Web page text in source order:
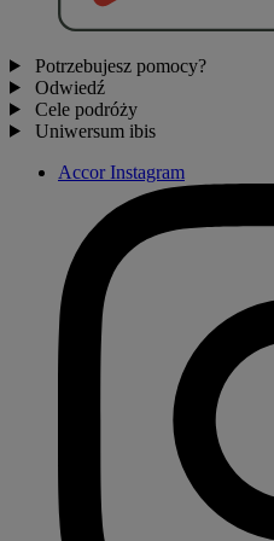
Potrzebujesz pomocy?
Odwiedź
Cele podróży
Uniwersum ibis
Accor Instagram